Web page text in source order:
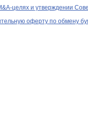
целях и утверждении
оферту по обмену